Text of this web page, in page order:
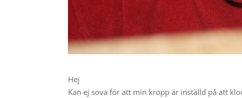
Hej
Kan ej sova för att min kropp är inställd på att